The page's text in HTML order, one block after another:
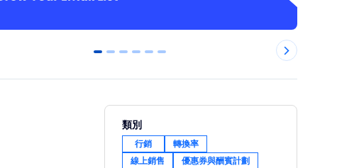
0 1 2 3 4 5
類別
行銷
轉換率
線上銷售
優惠券與酬賓計劃